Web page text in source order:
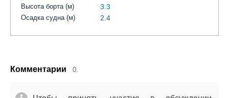
Высота борта (м) 3.3
Осадка судна (м) 2.4
Комментарии 0.